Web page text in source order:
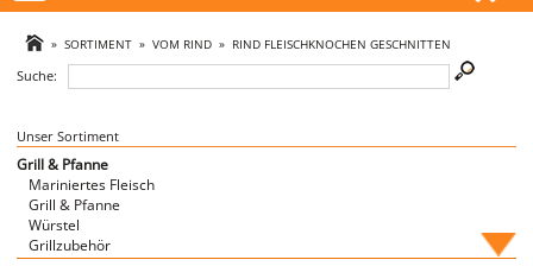
AKTIONEN
SORTIMENT
LOGIN
FAVORITEN
» SORTIMENT» VOM RIND» RIND FLEISCHKNOCHEN GESCHNITTEN
Suche:
Unser Sortiment
Grill & Pfanne
Mariniertes Fleisch
Grill & Pfanne
Würstel
Grillzubehör